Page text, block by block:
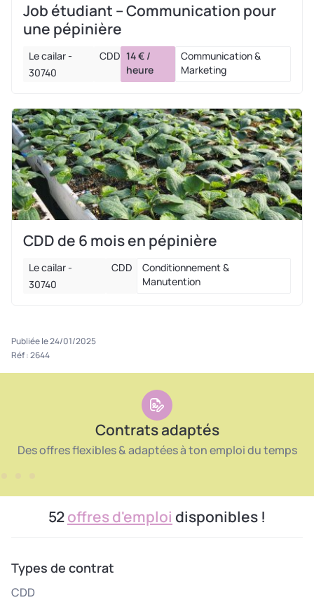
Job étudiant – Communication pour
une pépinière
Le cailar -
30740
CDD 14 € /
heure
Communication &
Marketing
CDD de 6 mois en pépinière
Le cailar -
30740
CDD
Conditionnement &
Manutention
Publiée le 24/01/2025
Réf : 2644
Contrats adaptés
Des offres flexibles & adaptées à ton emploi du temps
52offres d'emploi disponibles !
Types de contrat
CDD